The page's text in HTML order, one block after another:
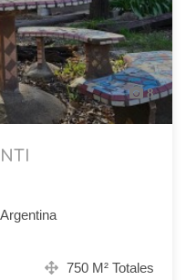
8
750 M² Totales